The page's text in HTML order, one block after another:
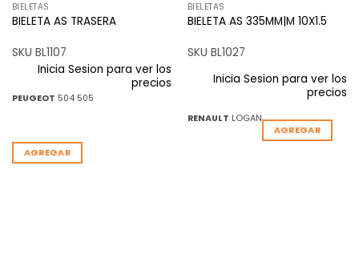
BIELETAS
BIELETA AS TRASERA
SKU BL1107
Inicia Sesion para ver los
precios
PEUGEOT 504 505
AGREGAR
BIELETAS
BIELETA AS 335MM|M 10X1.5
SKU BL1027
Inicia Sesion para ver los
precios
RENAULT LOGAN
AGREGAR